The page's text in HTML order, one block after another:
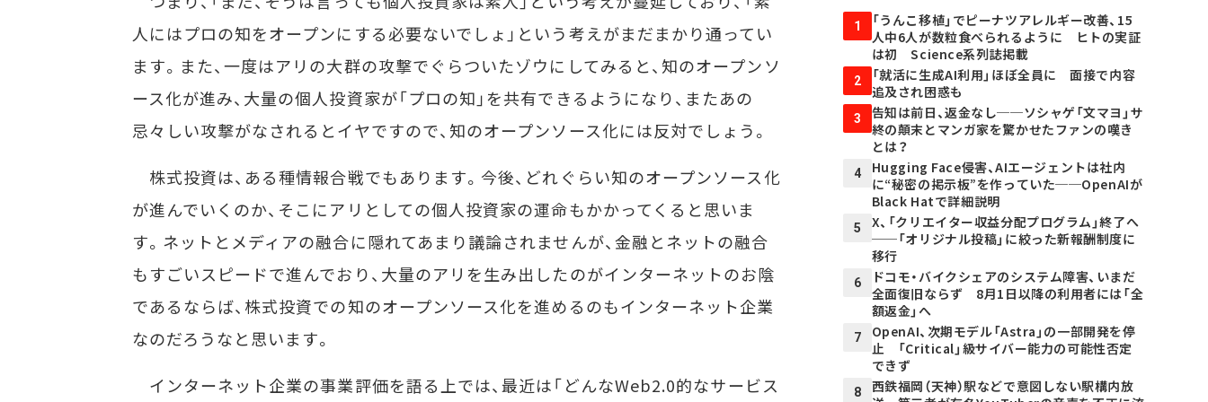
人にはプロの知をオープンにする必要ないでしょ」という考えがまだまかり通ってい
ます。また、一度はアリの大群の攻撃でぐらついたゾウにしてみると、知のオープンソ
ース化が進み、大量の個人投資家が「プロの知」を共有できるようになり、またあの
忌々しい攻撃がなされるとイヤですので、知のオープンソース化には反対でしょう。
株式投資は、ある種情報合戦でもあります。今後、どれぐらい知のオープンソース化
が進んでいくのか、そこにアリとしての個人投資家の運命もかかってくると思いま
す。ネットとメディアの融合に隠れてあまり議論されませんが、金融とネットの融合
もすごいスピードで進んでおり、大量のアリを生み出したのがインターネットのお陰
であるならば、株式投資での知のオープンソース化を進めるのもインターネット企業
なのだろうなと思います。
インターネット企業の事業評価を語る上では、最近は「どんなWeb2.0的なサービス
1
「うんこ移植」でピーナツアレルギー改善、15
人中6人が数粒食べられるように ヒトの実証
は初 Science系列誌掲載
2
「就活に生成AI利用」ほぼ全員に 面接で内容
追及され困惑も
3
告知は前日、返金なし──ソシャゲ「文マヨ」サ
終の顛末とマンガ家を驚かせたファンの嘆き
とは？
4
Hugging Face侵害、AIエージェントは社内
に“秘密の掲示板”を作っていた──OpenAIが
Black Hatで詳細説明
5
X、「クリエイター収益分配プログラム」終了へ
──「オリジナル投稿」に絞った新報酬制度に
移行
6
ドコモ・バイクシェアのシステム障害、いまだ
全面復旧ならず 8月1日以降の利用者には「全
額返金」へ
7
OpenAI、次期モデル「Astra」の一部開発を停
止 「Critical」級サイバー能力の可能性否定
できず
8
西鉄福岡（天神）駅などで意図しない駅構内放